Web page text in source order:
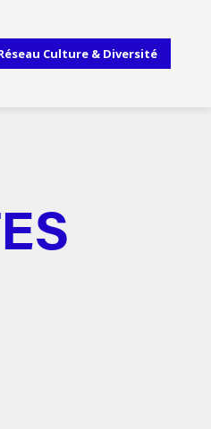
Culture & Diversité